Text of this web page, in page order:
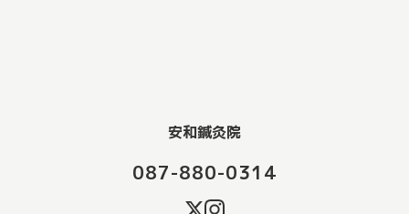
安和鍼灸院
087-880-0314